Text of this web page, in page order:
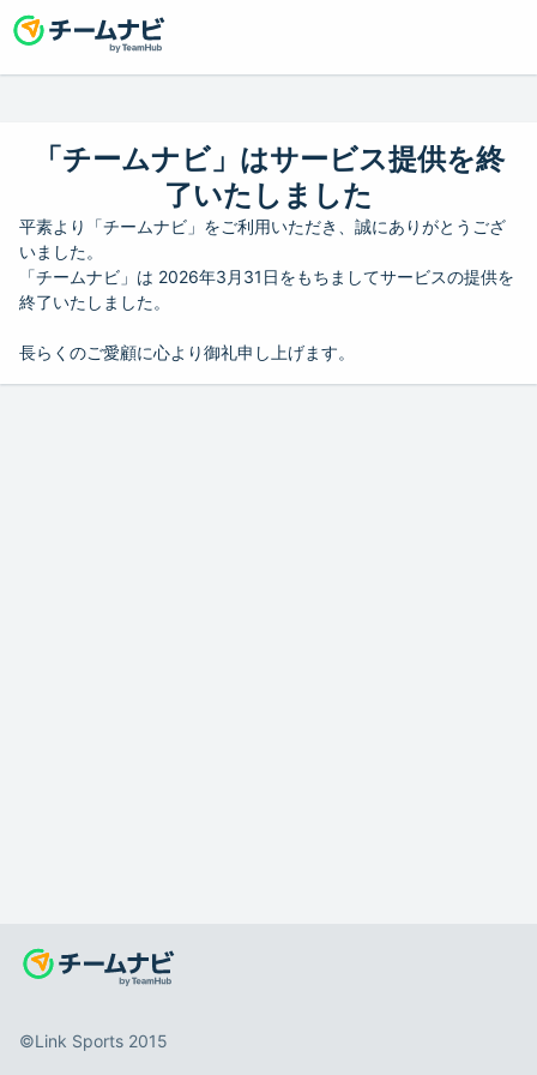
「チームナビ」はサービス提供を終
了いたしました
平素より「チームナビ」をご利用いただき、誠にありがとうござ
いました。
「チームナビ」は 2026年3月31日をもちましてサービスの提供を
終了いたしました。
長らくのご愛顧に心より御礼申し上げます。
©️Link Sports 2015